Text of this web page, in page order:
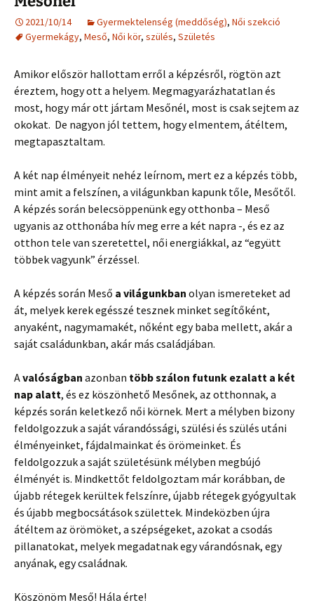
2021/10/14 Gyermektelenség (meddőség), Női szekció
Gyermekágy, Meső, Női kör, szülés, Születés
Amikor először hallottam erről a képzésről, rögtön azt
éreztem, hogy ott a helyem. Megmagyarázhatatlan és
most, hogy már ott jártam Mesőnél, most is csak sejtem az
okokat. De nagyon jól tettem, hogy elmentem, átéltem,
megtapasztaltam.
A két nap élményeit nehéz leírnom, mert ez a képzés több,
mint amit a felszínen, a világunkban kapunk tőle, Mesőtől.
A képzés során belecsöppenünk egy otthonba – Meső
ugyanis az otthonába hív meg erre a két napra -, és ez az
otthon tele van szeretettel, női energiákkal, az “együtt
többek vagyunk” érzéssel.
A képzés során Meső a világunkban olyan ismereteket ad
át, melyek kerek egésszé tesznek minket segítőként,
anyaként, nagymamakét, nőként egy baba mellett, akár a
saját családunkban, akár más családjában.
Avalóságban azonban több szálon futunk ezalatt a két
nap alatt, és ez köszönhető Mesőnek, az otthonnak, a
képzés során keletkező női körnek. Mert a mélyben bizony
feldolgozzuk a saját várandóssági, szülési és szülés utáni
élményeinket, fájdalmainkat és örömeinket. És
feldolgozzuk a saját születésünk mélyben megbújó
élményét is. Mindkettőt feldolgoztam már korábban, de
újabb rétegek kerültek felszínre, újabb rétegek gyógyultak
és újabb megbocsátások születtek. Mindeközben újra
átéltem az örömöket, a szépségeket, azokat a csodás
pillanatokat, melyek megadatnak egy várandósnak, egy
anyának, egy családnak.
Köszönöm Meső! Hála érte!